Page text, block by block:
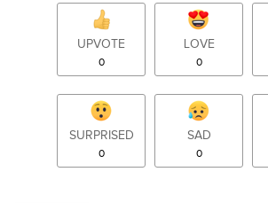
UPVOTE
0
LOVE
0
SURPRISED
0
SAD
0